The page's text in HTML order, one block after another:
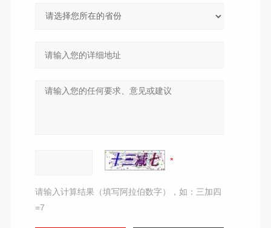
请输入计算结果（填写阿拉伯数字），如：三加四
=7